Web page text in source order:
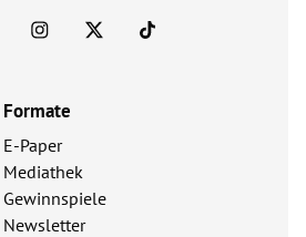
Formate
E-Paper
Mediathek
Gewinnspiele
Newsletter